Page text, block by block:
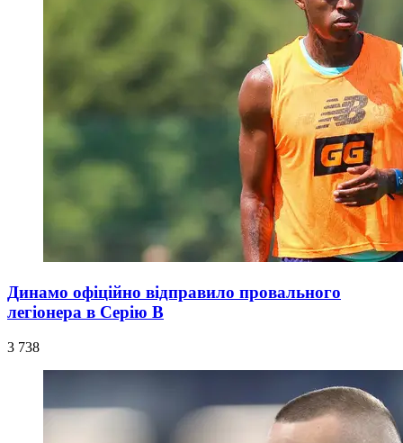
Динамо офіційно відправило провального
легіонера в Серію В
3 738